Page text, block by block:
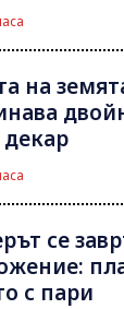
на
декар
се
с пари